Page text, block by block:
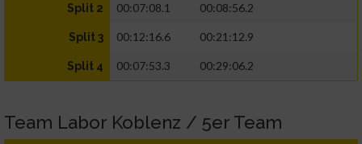
Split 2 00:07:08.1 00:08:56.2
Split 3 00:12:16.6 00:21:12.9
Split 4 00:07:53.3 00:29:06.2
Team Labor Koblenz / 5er Team